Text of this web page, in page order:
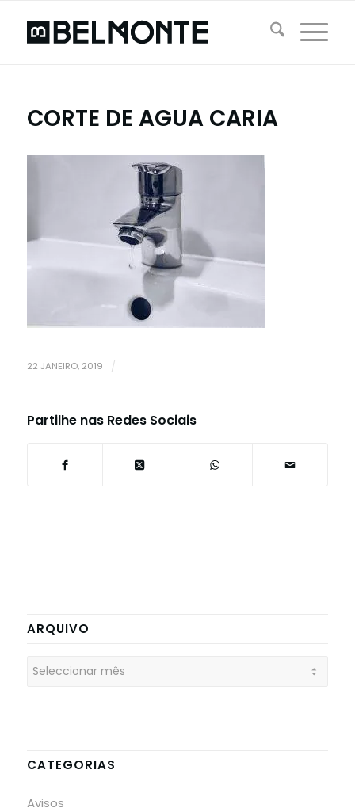
CORTE DE AGUA CARIA
22 JANEIRO, 2019 /
Partilhe nas Redes Sociais
ARQUIVO
CATEGORIAS
Avisos